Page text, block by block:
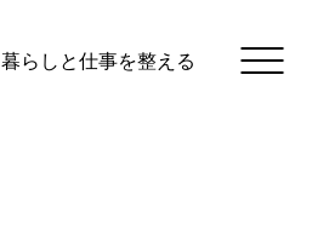
暮らしと仕事を整える